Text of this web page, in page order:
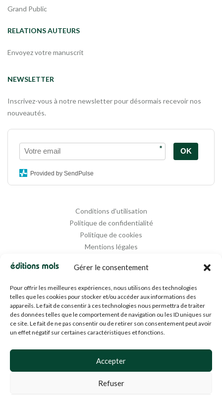
Gérer le consentement
Pour offrir les meilleures expériences, nous utilisons des technologies
telles que les cookies pour stocker et/ou accéder aux informations des
appareils. Le fait de consentir à ces technologies nous permettra de traiter
des données telles que le comportement de navigation ou les ID uniques sur
ce site. Le fait de ne pas consentir ou de retirer son consentement peut avoir
un effet négatif sur certaines caractéristiques et fonctions.
Accepter
Refuser
Grand Public
RELATIONS AUTEURS
Envoyez votre manuscrit
NEWSLETTER
Inscrivez-vous à notre newsletter pour désormais recevoir nos
nouveautés.
* OK
Provided by SendPulse
Conditions d'utilisation
Politique de confidentialité
Politique de cookies
Mentions légales
Agence Media 112